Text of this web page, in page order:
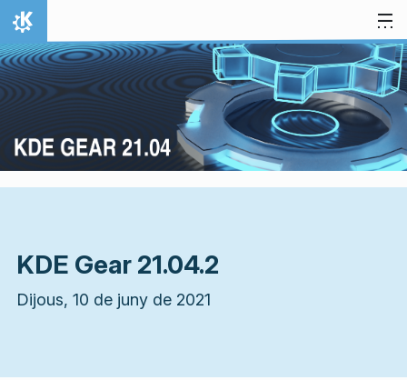
Salta al contingut
Inici
KDE Gear 21.04.2
Dijous, 10 de juny de 2021